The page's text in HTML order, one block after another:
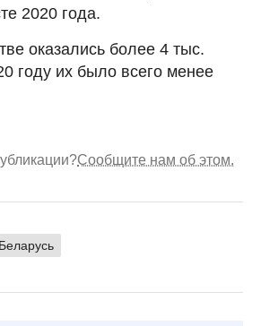
2020 года.
оказались более 4 тыс.
году их было всего менее
Сообщите нам об этом.
Беларусь